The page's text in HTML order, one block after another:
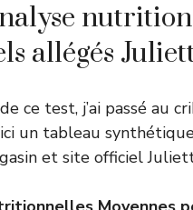
allégés
ce test, j’ai passé au
un tableau
et site officiel